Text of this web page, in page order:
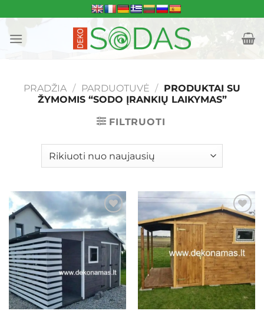
to
content
PRADŽIA / PARDUOTUVĖ / PRODUKTAI SU
ŽYMOMIS “SODO ĮRANKIŲ LAIKYMAS”
FILTRUOTI
Mėgstamiausias Mėgstamiausias